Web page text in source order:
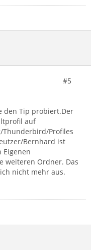
#5
den Tip probiert.Der
auf
Thunderbird/Profiles
Bernhard ist
weiteren Ordner. Das
nicht mehr aus.